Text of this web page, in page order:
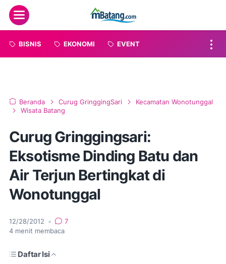
Menu
BISNIS EKONOMI EVENT
Beranda Curug GringgingSari
Kecamatan Wonotunggal
Wisata Batang
Curug Gringgingsari:
Eksotisme Dinding Batu dan
Air Terjun Bertingkat di
Wonotunggal
12/28/2012 •
7
4 menit membaca
Daftar Isi